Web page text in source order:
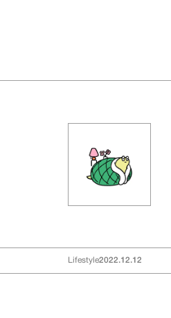
Lifestyle2022.12.12